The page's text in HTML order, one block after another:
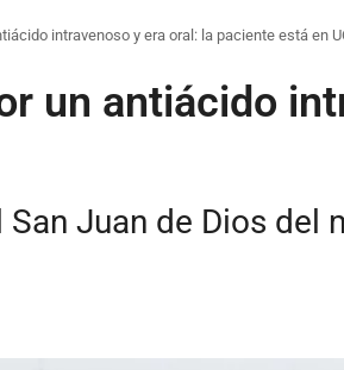
intravenoso y era oral: la paciente está en
un antiácido
Juan de Dios